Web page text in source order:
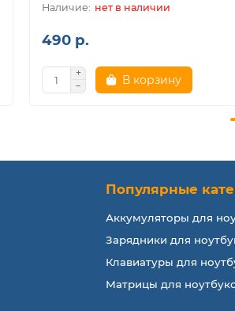
нет в наличии
490 р.
В корзину
Популярные
Аккумуляторы для
Зарядники для
Клавиатуры для
Матрицы для